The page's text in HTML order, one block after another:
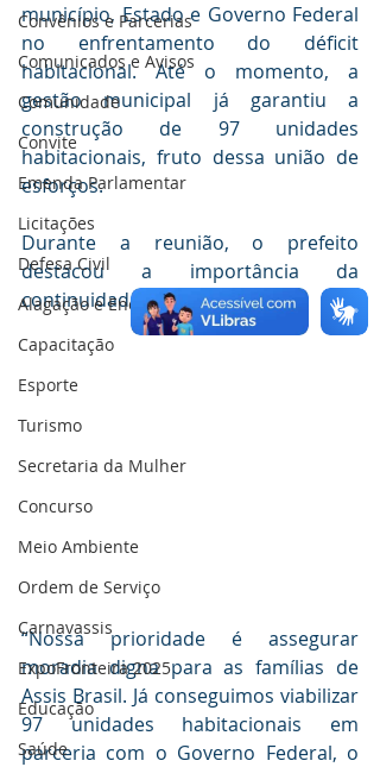
Convênios e Parcerias
Comunicados e Avisos
Comunidade
Convite
Emenda Parlamentar
Licitações
Defesa Civil
Alagação e Enchente
Capacitação
Esporte
Turismo
Secretaria da Mulher
Concurso
Meio Ambiente
Ordem de Serviço
Carnavassis
ExpoFronteira 2025
Educação
Saúde
município, Estado e Governo Federal
no enfrentamento do déficit
habitacional. Até o momento, a
gestão municipal já garantiu a
construção de 97 unidades
habitacionais, fruto dessa união de
esforços.
Durante a reunião, o prefeito
destacou a importância da
continuidade desse trabalho.
“Nossa prioridade é assegurar
moradia digna para as famílias de
Assis Brasil. Já conseguimos viabilizar
97 unidades habitacionais em
parceria com o Governo Federal, o